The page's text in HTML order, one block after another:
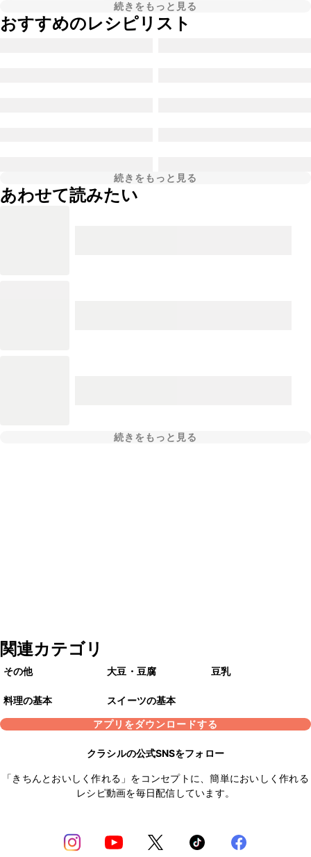
続きをもっと見る
おすすめのレシピリスト
続きをもっと見る
あわせて読みたい
続きをもっと見る
関連カテゴリ
その他 大豆・豆腐 豆乳
料理の基本
スイーツの基本
アプリをダウンロードする
クラシルの公式SNSをフォロー
「きちんとおいしく作れる」をコンセプトに、簡単においしく作れる
レシピ動画を毎日配信しています。